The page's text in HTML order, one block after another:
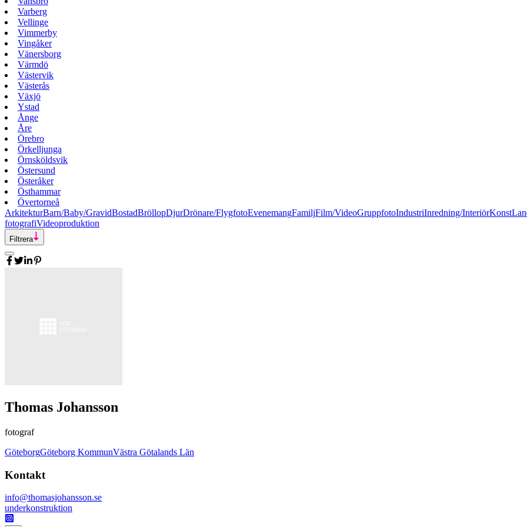
Varberg
Vellinge
Vimmerby
Vingåker
Vänersborg
Värmdö
Västervik
Västerås
Växjö
Ystad
Ånge
Åre
Örebro
Örkelljunga
Örnsköldsvik
Östersund
Österåker
Östhammar
Övertorneå
ArkitekturBarn/Baby/GravidBostadBröllopDjurDrönare/FlygfotoEvenemangFamiljFilm/VideoGruppfotoIndustriInredning/InteriörKonst
fotografiVideoproduktion
Filtrera
Thomas Johansson
fotograf
GöteborgGöteborg KommunVästra Götalands Län
Kontakt
info@thomasjohansson.se
underkonstruktion